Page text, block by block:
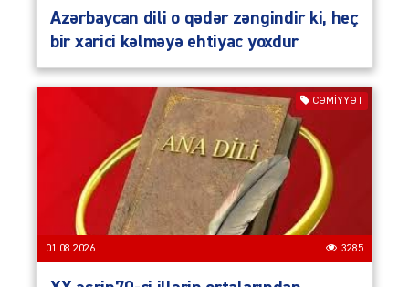
Azərbaycan dili o qədər zəngindir ki, heç
bir xarici kəlməyə ehtiyac yoxdur
CƏMIYYƏT
01.08.2026 3285